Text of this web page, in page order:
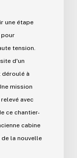
une étape
pour
tension.
d'un
déroulé à
mission
avec
ce chantier-
cabine
la nouvelle